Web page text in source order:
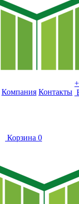
Компания Контакты
+
Корзина 0